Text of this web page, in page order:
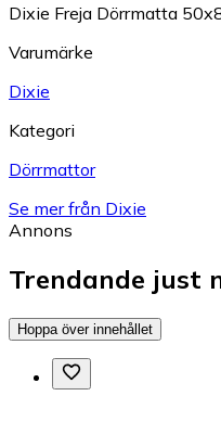
Dixie Freja Dörrmatta
Varumärke
Dixie
Kategori
Dörrmattor
Se mer från Dixie
Annons
Trendande just
Hoppa över innehållet